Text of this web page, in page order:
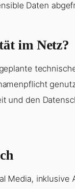
Daten
im Netz?
und den
Media, inklusive